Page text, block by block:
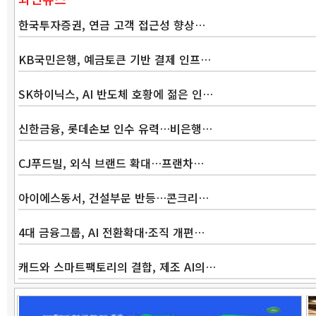
한국투자증권, 연금 고객 접근성 향상…
KB국민은행, 예금토큰 기반 결제 인프…
SK하이닉스, AI 반도체 호황에 젊은 인…
신한금융, 롯데손보 인수 유력…비은행…
CJ푸드빌, 외식 브랜드 확대…프랜차…
아이에스동서, 건설부문 반등…콘크리…
4대 금융그룹, AI 전환확대·조직 개편…
캐드와 스마트팩토리의 결합, 제조 AI의…